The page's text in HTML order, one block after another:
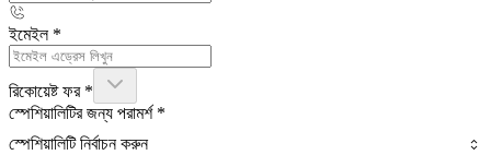
ইমেইল *
রিকোয়েষ্ট ফর *
স্পেশিয়ালিটির জন্য পরামর্শ *
স্পেশিয়ালিটি নির্বাচন করুন